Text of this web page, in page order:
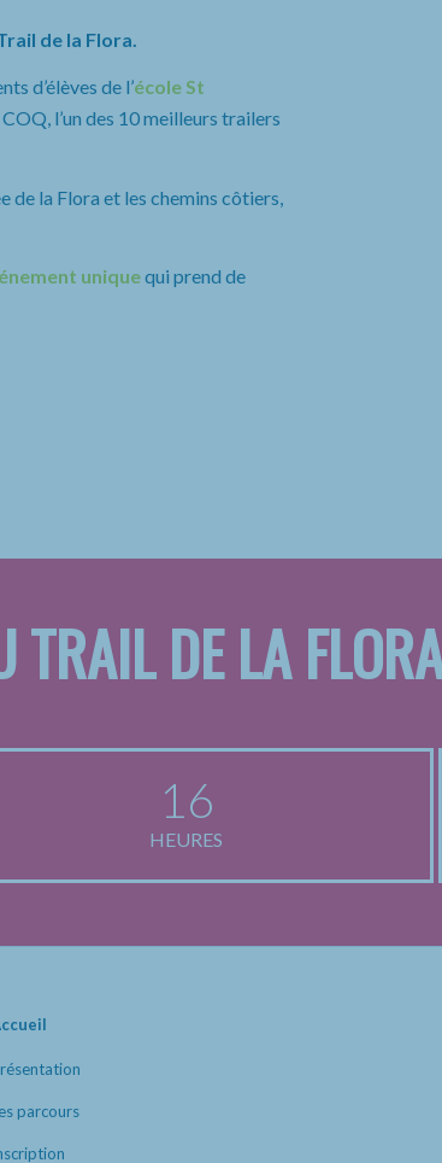
de la Flora.
d’élèves de l’école St
l’un des 10 meilleurs trailers
de la Flora et les chemins côtiers,
uniquequi prend de
TRAIL DE LA
16
HEURES
parcours